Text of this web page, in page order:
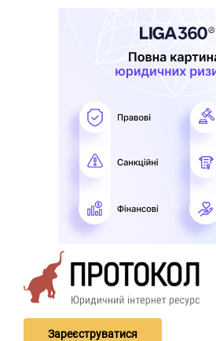
Зареєструватися